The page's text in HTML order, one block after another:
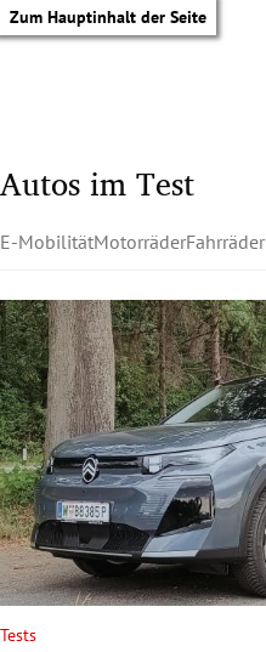
Zum Hauptinhalt der Seite
Untermenü
Untermenü
Untermenü
Autos im Test
E-MobilitätMotorräderFahrräder
Tests